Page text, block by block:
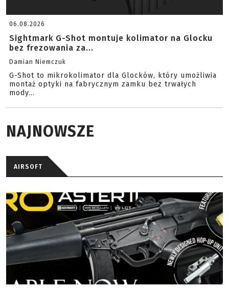
06.08.2026
Sightmark G-Shot montuje kolimator na Glocku
bez frezowania za...
Damian Niemczuk
G-Shot to mikrokolimator dla Glocków, który umożliwia
montaż optyki na fabrycznym zamku bez trwałych
mody...
NAJNOWSZE
AIRSOFT